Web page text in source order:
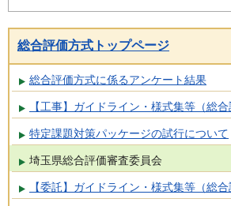
総合評価方式トップページ
総合評価方式に係るアンケート結果
【工事】ガイドライン・様式集等（総合
特定課題対策パッケージの試行について
埼玉県総合評価審査委員会
【委託】ガイドライン・様式集等（総合